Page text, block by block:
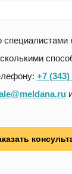
специалистами
+7 (343)